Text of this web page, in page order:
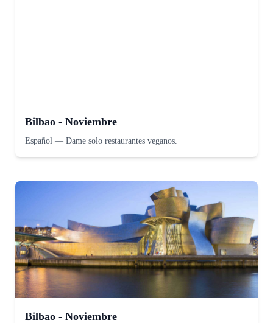
Bilbao - Noviembre
Español — Dame solo restaurantes veganos.
Bilbao - Noviembre